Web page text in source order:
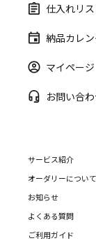
仕入れリス
納品カレ
マイページ
お問い合
サービス紹介
オーダリーについて
お知らせ
よくある質問
ご利用ガイド